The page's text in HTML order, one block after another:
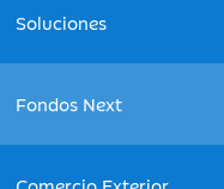
Soluciones
Fondos Next